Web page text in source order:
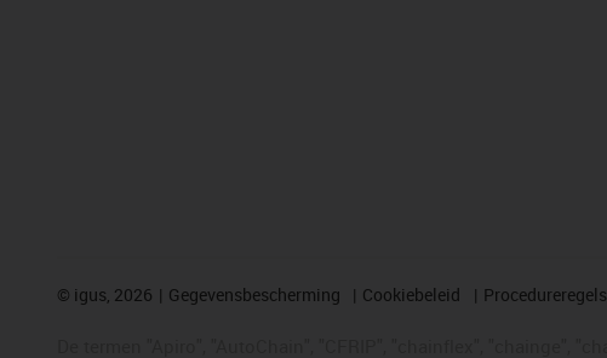
© igus, 2026 Gegevensbescherming Cookiebeleid Procedureregels